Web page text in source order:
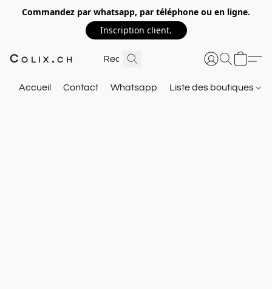
Commandez par whatsapp, par téléphone ou en ligne.
Inscription client.
Colix.ch
Accueil Contact Whatsapp Liste des boutiques